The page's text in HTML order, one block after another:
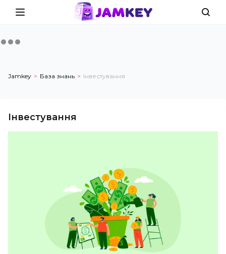
Jamkey База знань Інвестування
Інвестування